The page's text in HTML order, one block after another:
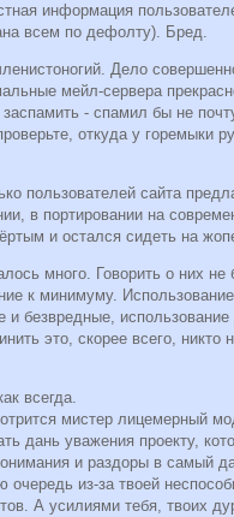
информация
всем по дефолту). Бред.
Дело
мейл-сервера
- спамил бы не
откуда у горемыки
пользователей сайта
в портировании на
и остался сидеть на
много. Говорить о них не
к минимуму.
и безвредные,
это, скорее всего, никто
всегда.
мистер лицемерный
дань уважения проекту,
и раздоры в самый
из-за твоей
А усилиями тебя, твоих